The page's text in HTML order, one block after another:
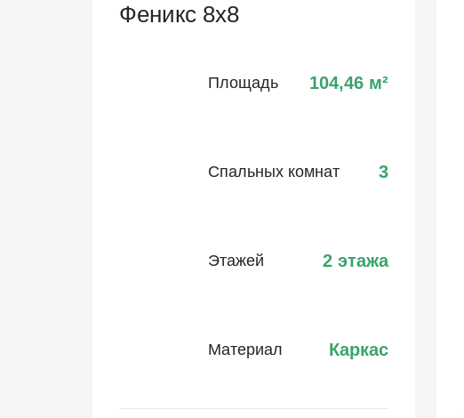
Феникс 8х8
Площадь 104,46 м²
Спальных комнат 3
Этажей 2 этажа
Материал Каркас